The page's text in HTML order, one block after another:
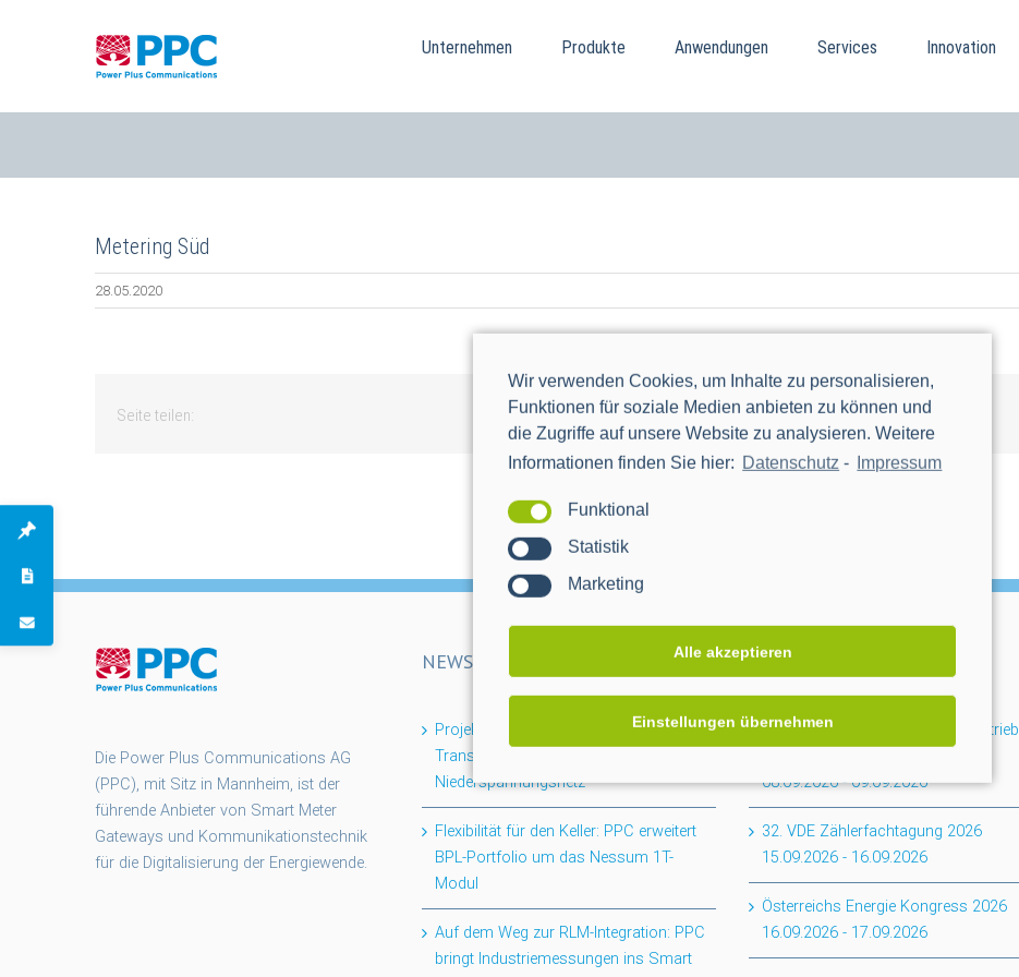
Wir verwenden Cookies, um Inhalte zu personalisieren,
Funktionen für soziale Medien anbieten zu können und
die Zugriffe auf unsere Website zu analysieren. Weitere
Informationen finden Sie hier: Datenschutz - Impressum
Funktional
Statistik
Marketing
Alle akzeptieren
Einstellungen übernehmen
Unternehmen Produkte Anwendungen Services Innovation
Metering Süd
28.05.2020
Seite teilen:
Die Power Plus Communications AG
(PPC), mit Sitz in Mannheim, ist der
führende Anbieter von Smart Meter
Gateways und Kommunikationstechnik
für die Digitalisierung der Energiewende.
NEWS
Projektabschluss CACTUS: Mehr
Transparenz für das
Niederspannungsnetz
Flexibilität für den Keller: PPC erweitert
BPL-Portfolio um das Nessum 1T-
Modul
Auf dem Weg zur RLM-Integration: PPC
bringt Industriemessungen ins Smart
EVENTS
smartOPTIMO Forum Netz & Vertrieb
08.09.2026-09.09.2026
32. VDE Zählerfachtagung 2026
15.09.2026 - 16.09.2026
Österreichs Energie Kongress 2026
16.09.2026 - 17.09.2026